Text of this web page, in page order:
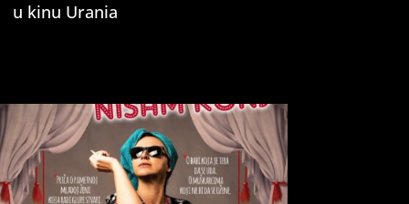
u kinu Urania